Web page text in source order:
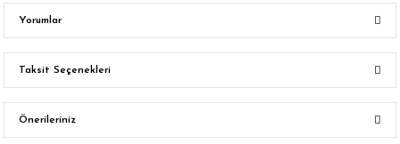
Yorumlar
Bu ürüne ilk yorumu siz yapın!
Yorum Yaz
Taksit Seçenekleri
Önerileriniz